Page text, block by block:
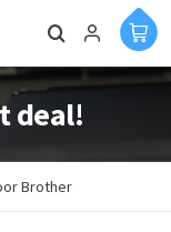
deal!
Brother